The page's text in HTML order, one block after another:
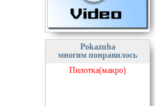
Pokazuha
многим понравилось
Пилотка(макро)